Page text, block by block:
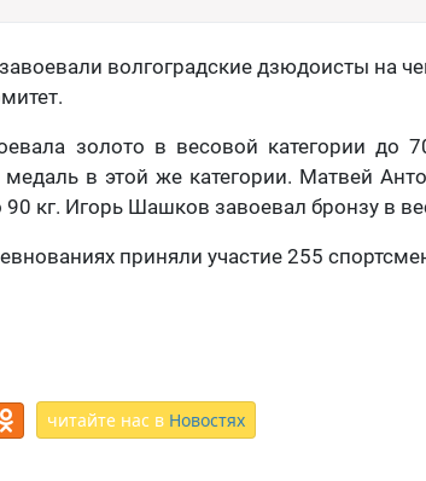
волгоградские дзюдоисты на
золото в весовой категории до
в этой же категории. Матвей
90 кг. Игорь Шашков завоевал бронзу в
приняли участие 255
читайте нас в Новостях